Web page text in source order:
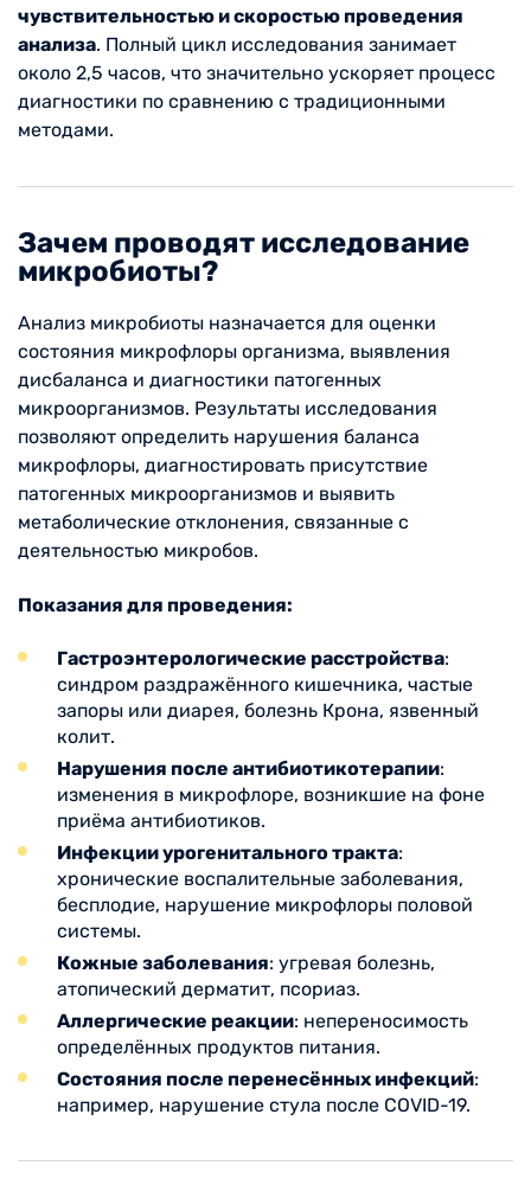
чувствительностью и скоростью проведения
анализа. Полный цикл исследования занимает
около 2,5 часов, что значительно ускоряет процесс
диагностики по сравнению с традиционными
методами.
Зачем проводят исследование
микробиоты?
Анализ микробиоты назначается для оценки
состояния микрофлоры организма, выявления
дисбаланса и диагностики патогенных
микроорганизмов. Результаты исследования
позволяют определить нарушения баланса
микрофлоры, диагностировать присутствие
патогенных микроорганизмов и выявить
метаболические отклонения, связанные с
деятельностью микробов.
Показания для проведения:
Гастроэнтерологические расстройства:
синдром раздражённого кишечника, частые
запоры или диарея, болезнь Крона, язвенный
колит.
Нарушения после антибиотикотерапии:
изменения в микрофлоре, возникшие на фоне
приёма антибиотиков.
Инфекции урогенитального тракта:
хронические воспалительные заболевания,
бесплодие, нарушение микрофлоры половой
системы.
Кожные заболевания: угревая болезнь,
атопический дерматит, псориаз.
Аллергические реакции: непереносимость
определённых продуктов питания.
Состояния после перенесённых инфекций:
например, нарушение стула после COVID-19.